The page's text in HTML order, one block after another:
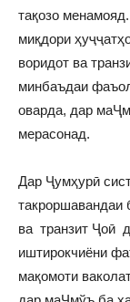
тақозо
миқдори
воридот ва
минбаъдаи
оварда, дар
мерасонад.
Дар Ҷумҳурӣ
такроршавандаи
ва транзит Ҷоӣ
иштирокчиёни
мақомоти